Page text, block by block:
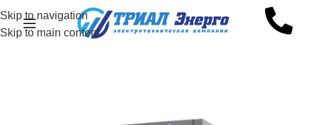
Skip to navigation
Skip to main content